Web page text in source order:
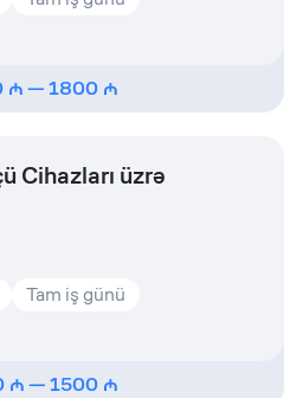
—1800
Cihazları üzrə
Tam iş günü
—1500